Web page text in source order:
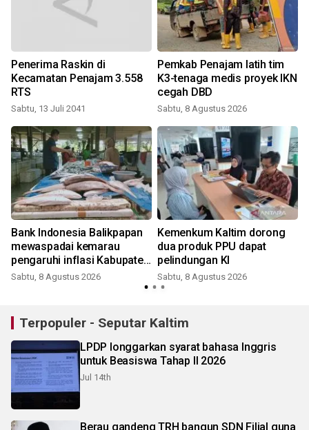
Penerima Raskin di
Kecamatan Penajam 3.558
RTS
Sabtu, 13 Juli 2041
Pemkab Penajam latih tim
K3-tenaga medis proyek IKN
cegah DBD
Sabtu, 8 Agustus 2026
Bank Indonesia Balikpapan
mewaspadai kemarau
pengaruhi inflasi Kabupaten
Penajam
Sabtu, 8 Agustus 2026
Kemenkum Kaltim dorong
dua produk PPU dapat
pelindungan KI
Sabtu, 8 Agustus 2026
Terpopuler - Seputar Kaltim
LPDP longgarkan syarat bahasa Inggris
untuk Beasiswa Tahap II 2026
Jul 14th
Berau gandeng TRH bangun SDN Filial guna